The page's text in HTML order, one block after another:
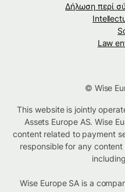
Δήλωση περί
Law
© Wise
This website is jointly
Assets Europe AS. Wise
content related to payment
responsible for any
Wise Europe SA is a